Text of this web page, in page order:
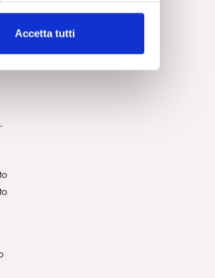
Accetta tutti